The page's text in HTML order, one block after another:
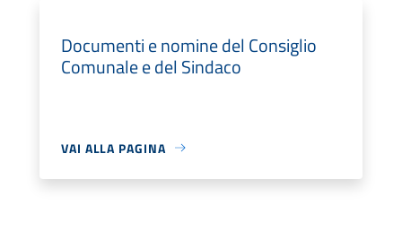
Documenti e nomine del Consiglio
Comunale e del Sindaco
VAI ALLA PAGINA